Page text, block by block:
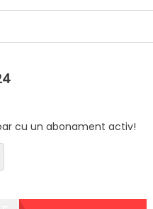
cu un abonament activ!